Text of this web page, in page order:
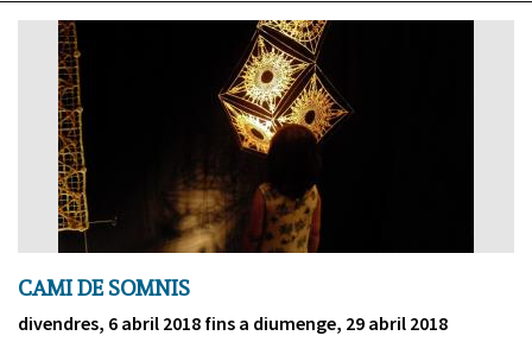
de
somnis
(Camino
de
sueños)
CAMI DE SOMNIS
divendres, 6 abril 2018 fins a diumenge, 29 abril 2018